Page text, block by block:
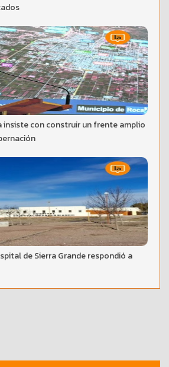
insiste con construir un frente amplio
de Sierra Grande respondió a